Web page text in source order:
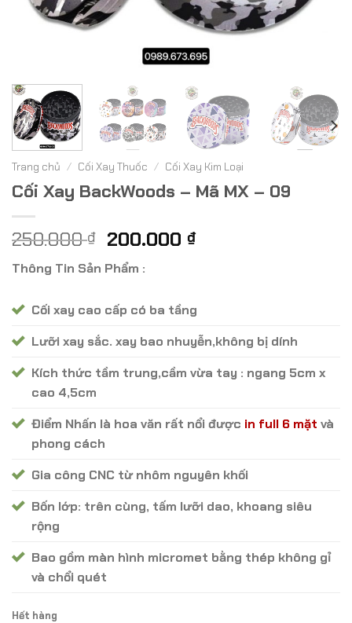
Trang chủ / Cối Xay Thuốc / Cối Xay Kim Loại
Cối Xay BackWoods – Mã MX – 09
250.000₫ Giá
gốc
là:
200.000 ₫Giá
200.000 ₫.
Thông Tin Sản Phẩm :
Cối xay cao cấp có ba tầng
Lưỡi xay sắc. xay bao nhuyễn,không bị dính
Kích thức tầm trung,cầm vừa tay : ngang 5cm x
cao 4,5cm
Điểm Nhấn là hoa văn rất nổi được in full 6 mặt và
phong cách
Gia công CNC từ nhôm nguyên khối
Bốn lớp: trên cùng, tấm lưỡi dao, khoang siêu
rộng
Bao gồm màn hình micromet bằng thép không gỉ
và chổi quét
Hết hàng